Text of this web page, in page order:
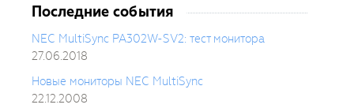
Последние события
NEC MultiSync PA302W-SV2: тест монитора
27.06.2018
Новые мониторы NEC MultiSync
22.12.2008